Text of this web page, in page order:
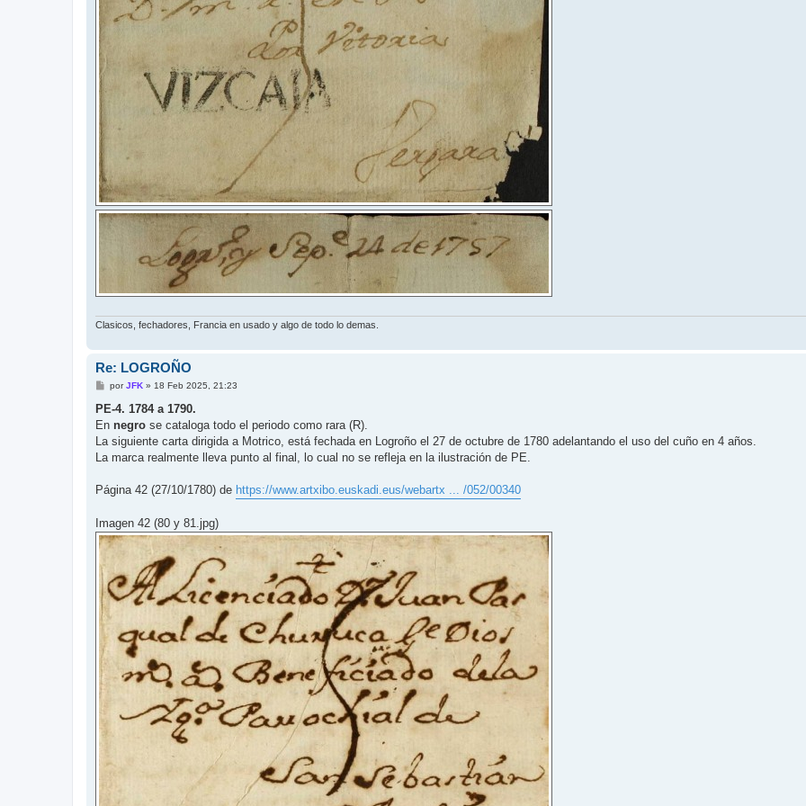
Clasicos, fechadores, Francia en usado y algo de todo lo demas.
Re: LOGROÑO
M
n
a
j
porJFK» 18 Feb 2025, 21:23
PE-4. 1784 a 1790.
En negro se cataloga todo el periodo como rara (R).
La siguiente carta dirigida a Motrico, está fechada en Logroño el 27 de octubre de 1780 adelantando el uso del cuño en 4 años.
La marca realmente lleva punto al final, lo cual no se refleja en la ilustración de PE.
Página 42 (27/10/1780) de https://www.artxibo.euskadi.eus/webartx ... /052/00340
Imagen 42 (80 y 81.jpg)